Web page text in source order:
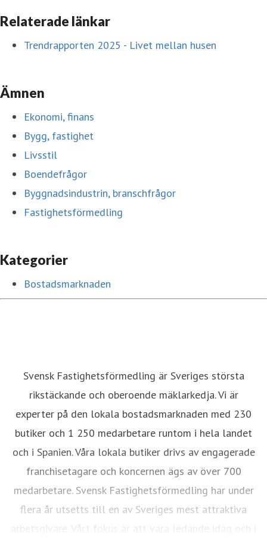
Relaterade länkar
Trendrapporten 2025 - Livet mellan husen
Ämnen
Ekonomi, finans
Bygg, fastighet
Livsstil
Boendefrågor
Byggnadsindustrin, branschfrågor
Fastighetsförmedling
Kategorier
Bostadsmarknaden
Svensk Fastighetsförmedling är Sveriges största
rikstäckande och oberoende mäklarkedja. Vi är
experter på den lokala bostadsmarknaden med 230
butiker och 1 250 medarbetare runtom i hela landet
och i Spanien. Våra lokala butiker drivs av engagerade
franchisetagare och koncernen ägs av över 700
medarbetare. Svensk Fastighetsförmedling har under
flera år utsetts till en av Sveriges mest attraktiva
arbetsgivare. Vårt fokus är att vara ledande idag och i